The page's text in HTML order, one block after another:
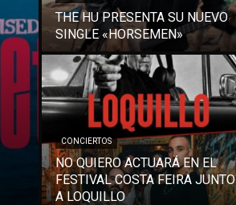
THE HU PRESENTA SU NUEVO
SINGLE «HORSEMEN»
CONCIERTOS
NO QUIERO ACTUARÁ EN EL
FESTIVAL COSTA FEIRA JUNTO
A LOQUILLO